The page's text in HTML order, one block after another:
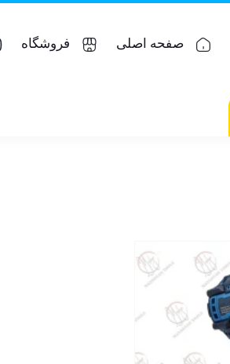
صفحه اصلی فروشگاه